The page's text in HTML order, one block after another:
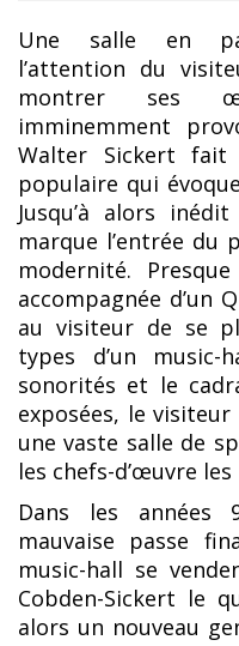
Une salle en
l’attention du
montrer ses
imminemment
Walter Sickert fait
populaire qui
Jusqu’à alors
marque l’entrée du
modernité.
accompagnée d’un
au visiteur de se
types d’un music-
sonorités et le
exposées, le
une vaste salle de
les chefs-d’œuvre
Dans les années
mauvaise passe
music-hall se
Cobden-Sickert le
alors un nouveau